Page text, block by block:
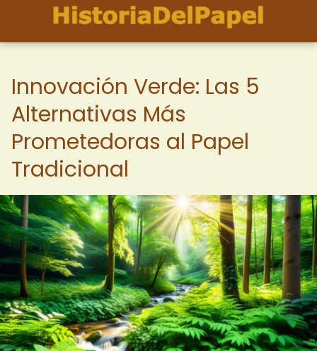
Innovación Verde: Las 5
Alternativas Más
Prometedoras al Papel
Tradicional